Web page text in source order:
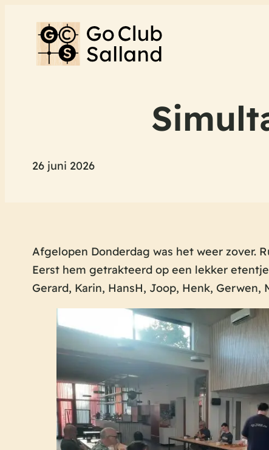
26 juni 2026
Afgelopen Donderdag was het weer zover.
Eerst hem getrakteerd op een lekker
Gerard, Karin, HansH, Joop, Henk,